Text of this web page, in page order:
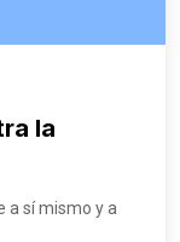
la
a sí mismo y a